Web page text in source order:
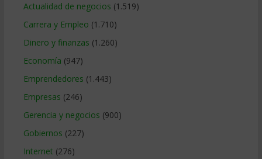
Actualidad de negocios (1.519)
Carrera y Empleo (1.710)
Dinero y finanzas (1.260)
Economía (947)
Emprendedores (1.443)
Empresas (246)
Gerencia y negocios (900)
Gobiernos (227)
Internet (276)